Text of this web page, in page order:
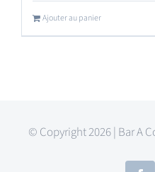
initial
était :
est :
Ajouter au panier
© Copyright 2026 | Bar A